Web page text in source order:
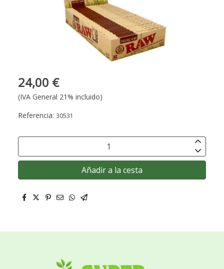
24,00 €
(IVA General 21% incluido)
Referencia: 30531
Añadir a la cesta